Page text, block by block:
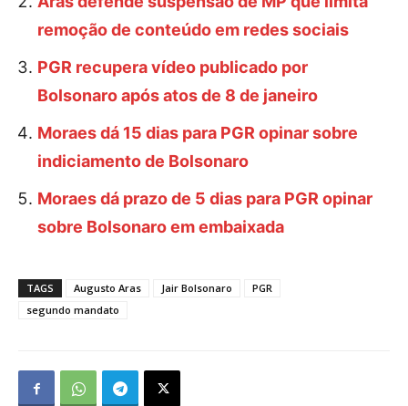
remoção de conteúdo em redes sociais
PGR recupera vídeo publicado por
Bolsonaro após atos de 8 de janeiro
Moraes dá 15 dias para PGR opinar sobre
indiciamento de Bolsonaro
Moraes dá prazo de 5 dias para PGR opinar
sobre Bolsonaro em embaixada
TAGS Augusto Aras Jair Bolsonaro
PGR
segundo mandato